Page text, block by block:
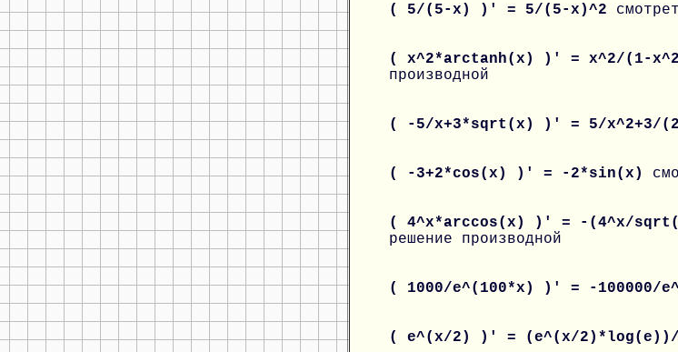
( 5/(5-x) )' = 5/(5-x)^2
( x^2*arctanh(x) )' = x^2/(1-
производной
( -5/x+3*sqrt(x) )' = 5/x^2+3/
( -3+2*cos(x) )' = -2*sin(x)
( 4^x*arccos(x) )' = -(4^x/
решение производной
( 1000/e^(100*x) )' = -100000/
( e^(x/2) )' = (e^(x/